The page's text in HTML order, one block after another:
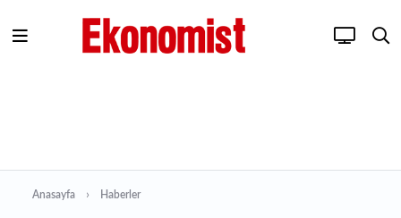
Anasayfa Haberler